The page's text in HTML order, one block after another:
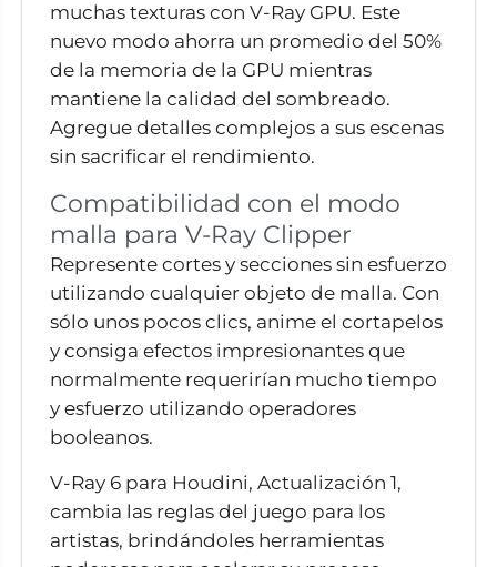
muchas texturas con V-Ray GPU. Este
nuevo modo ahorra un promedio del 50%
de la memoria de la GPU mientras
mantiene la calidad del sombreado.
Agregue detalles complejos a sus escenas
sin sacrificar el rendimiento.
Compatibilidad con el modo
malla para V-Ray Clipper
Represente cortes y secciones sin esfuerzo
utilizando cualquier objeto de malla. Con
sólo unos pocos clics, anime el cortapelos
y consiga efectos impresionantes que
normalmente requerirían mucho tiempo
y esfuerzo utilizando operadores
booleanos.
V-Ray 6 para Houdini, Actualización 1,
cambia las reglas del juego para los
artistas, brindándoles herramientas